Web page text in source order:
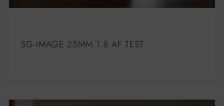
SG-IMAGE 25MM 1.8 AF TEST